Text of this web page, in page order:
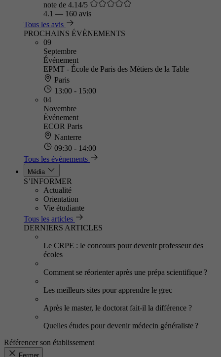
note de 4.14/5
4.1 — 160 avis
Tous les avis
PROCHAINS ÉVÈNEMENTS
09
Septembre
Événement
EPMT - École de Paris des Métiers de la Table
Paris
13:00 - 15:00
04
Novembre
Événement
ECOR Paris
Nanterre
09:30 - 14:00
Tous les événements
Média
S’INFORMER
Actualité
Orientation
Vie étudiante
Tous les articles
DERNIERS ARTICLES
Le CRPE : le concours pour devenir professeur des
écoles
Comment se réorienter après une prépa scientifique ?
Les meilleurs sites pour apprendre le grec
Après le master, le doctorat fait-il la différence ?
Quelles études pour devenir médecin généraliste ?
Référencer son établissement
Fermer